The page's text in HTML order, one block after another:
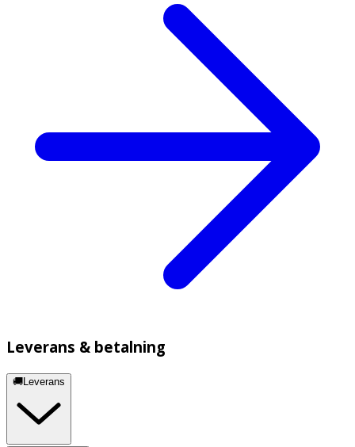
Leverans & betalning
🚚Leverans